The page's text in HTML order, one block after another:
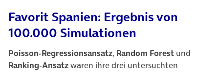
Favorit Spanien: Ergebnis von
100.000 Simulationen
Poisson-Regressionsansatz, Random Forest und
Ranking-Ansatzwaren ihre drei untersuchten